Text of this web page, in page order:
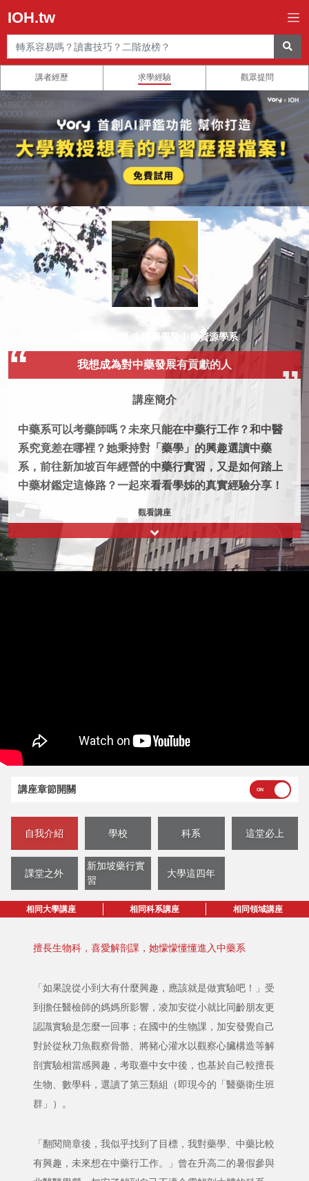
IOH.tw
講者經歷 求學經驗 觀眾提問
凌加安
中國醫藥大學 中國藥學暨中藥資源學系
我想成為對中藥發展有貢獻的人
講座簡介
中藥系可以考藥師嗎？未來只能在中藥行工作？和中醫
系究竟差在哪裡？她秉持對「藥學」的興趣選讀中藥
系，前往新加坡百年經營的中藥行實習，又是如何踏上
中藥材鑑定這條路？一起來看看學姊的真實經驗分享！
觀看講座
講座章節開關
自我介紹 學校 科系 這堂必上
課堂之外
新加坡藥行實
習
大學這四年
相同大學講座 相同科系講座 相同領域講座
擅長生物科，喜愛解剖課，她懞懞懂懂進入中藥系
「如果說從小到大有什麼興趣，應該就是做實驗吧！」受
到擔任醫檢師的媽媽所影響，凌加安從小就比同齡朋友更
認識實驗是怎麼一回事；在國中的生物課，加安發覺自己
對於從秋刀魚觀察骨骼、將豬心灌水以觀察心臟構造等解
剖實驗相當感興趣，考取臺中女中後，也基於自己較擅長
生物、數學科，選讀了第三類組（即現今的「醫藥衛生班
群」）。
「翻閱簡章後，我似乎找到了目標，我對藥學、中藥比較
有興趣，未來想在中藥行工作。」曾在升高二的暑假參與